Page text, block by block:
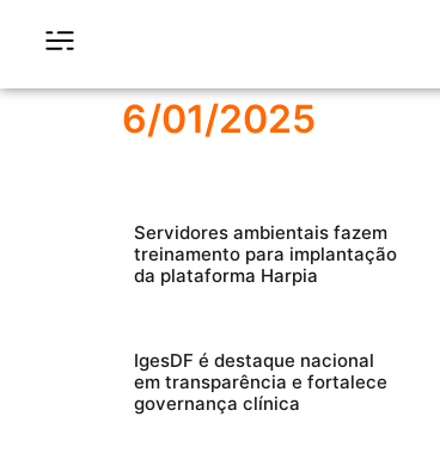
6/01/2025
Servidores ambientais fazem
treinamento para implantação
da plataforma Harpia
IgesDF é destaque nacional
em transparência e fortalece
governança clínica